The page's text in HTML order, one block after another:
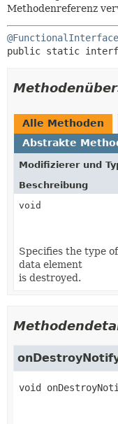
Methodenreferenz
@FunctionalInterface
public static
Alle Methoden
Abstrakte
Modifizierer und
Beschreibung
void
Specifies the type
data element
is destroyed.
void